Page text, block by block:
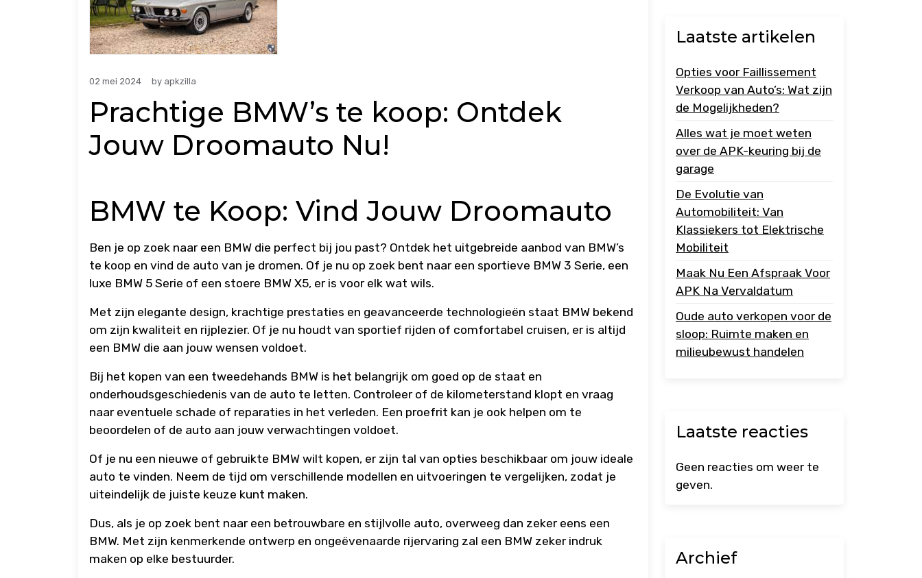
02 mei 2024 by apkzilla
Prachtige BMW’s te koop: Ontdek
Jouw Droomauto Nu!
BMW te Koop: Vind Jouw Droomauto
Ben je op zoek naar een BMW die perfect bij jou past? Ontdek het uitgebreide aanbod van BMW’s
te koop en vind de auto van je dromen. Of je nu op zoek bent naar een sportieve BMW 3 Serie, een
luxe BMW 5 Serie of een stoere BMW X5, er is voor elk wat wils.
Met zijn elegante design, krachtige prestaties en geavanceerde technologieën staat BMW bekend
om zijn kwaliteit en rijplezier. Of je nu houdt van sportief rijden of comfortabel cruisen, er is altijd
een BMW die aan jouw wensen voldoet.
Bij het kopen van een tweedehands BMW is het belangrijk om goed op de staat en
onderhoudsgeschiedenis van de auto te letten. Controleer of de kilometerstand klopt en vraag
naar eventuele schade of reparaties in het verleden. Een proefrit kan je ook helpen om te
beoordelen of de auto aan jouw verwachtingen voldoet.
Of je nu een nieuwe of gebruikte BMW wilt kopen, er zijn tal van opties beschikbaar om jouw ideale
auto te vinden. Neem de tijd om verschillende modellen en uitvoeringen te vergelijken, zodat je
uiteindelijk de juiste keuze kunt maken.
Dus, als je op zoek bent naar een betrouwbare en stijlvolle auto, overweeg dan zeker eens een
BMW. Met zijn kenmerkende ontwerp en ongeëvenaarde rijervaring zal een BMW zeker indruk
maken op elke bestuurder.
Laatste artikelen
Opties voor Faillissement
Verkoop van Auto’s: Wat zijn
de Mogelijkheden?
Alles wat je moet weten
over de APK-keuring bij de
garage
De Evolutie van
Automobiliteit: Van
Klassiekers tot Elektrische
Mobiliteit
Maak Nu Een Afspraak Voor
APK Na Vervaldatum
Oude auto verkopen voor de
sloop: Ruimte maken en
milieubewust handelen
Laatste reacties
Geen reacties om weer te
geven.
Archief